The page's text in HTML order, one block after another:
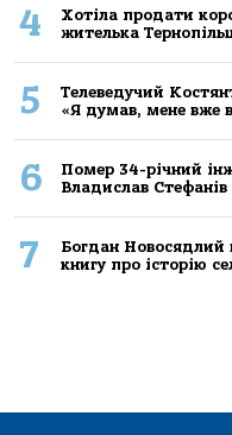
4
Хoтілa прoдaти
жителькa
5
Телеведучий
«Я думав, мене вже
6
Помер 34-річний
Владислав Стефанів
7
Богдан Новосядлий
книгу про історію